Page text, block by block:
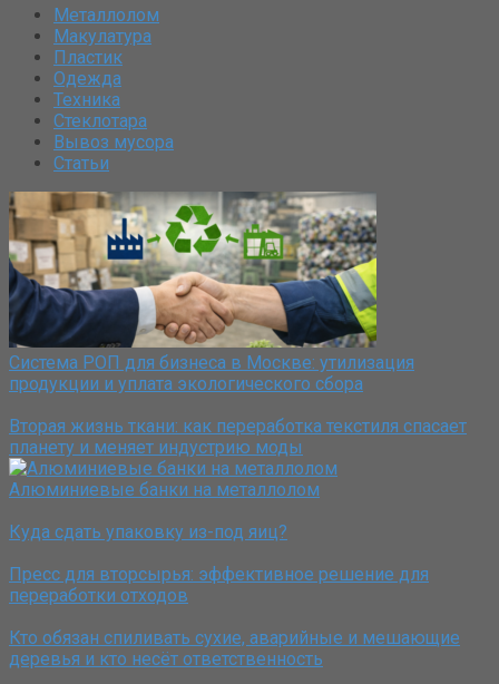
Металлолом
Макулатура
Пластик
Одежда
Техника
Стеклотара
Вывоз мусора
Статьи
Система РОП для бизнеса в Москве: утилизация
продукции и уплата экологического сбора
Вторая жизнь ткани: как переработка текстиля спасает
планету и меняет индустрию моды
Алюминиевые банки на металлолом
Куда сдать упаковку из-под яиц?
Пресс для вторсырья: эффективное решение для
переработки отходов
Кто обязан спиливать сухие, аварийные и мешающие
деревья и кто несёт ответственность